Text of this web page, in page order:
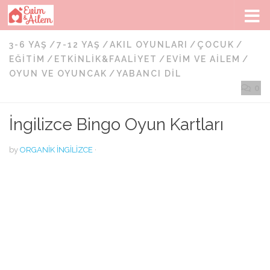
Skip to content
3-6 YAŞ /7-12 YAŞ /AKIL OYUNLARI / ÇOCUK /
EĞITIM / ETKINLIK&FAALIYET / EVIM VE AILEM /
OYUN VE OYUNCAK /YABANCI DIL
İngilizce Bingo Oyun Kartları
by ORGANIK İNGILIZCE ·